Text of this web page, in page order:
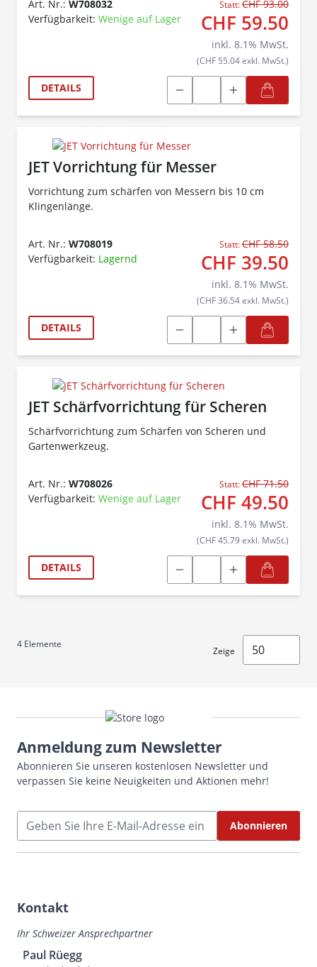
Art. Nr.: W708032
Verfügbarkeit: Wenige auf Lager
Statt:CHF 93.00
CHF 59.50
inkl. 8.1% MwSt.
(CHF 55.04 exkl. MwSt.)
DETAILS
JET Vorrichtung für Messer
Vorrichtung zum schärfen von Messern bis 10 cm
Klingenlänge.
Art. Nr.: W708019
Verfügbarkeit: Lagernd
Statt:CHF 58.50
CHF 39.50
inkl. 8.1% MwSt.
(CHF 36.54 exkl. MwSt.)
DETAILS
JET Schärfvorrichtung für Scheren
Schärfvorrichtung zum Schärfen von Scheren und
Gartenwerkzeug.
Art. Nr.: W708026
Verfügbarkeit: Wenige auf Lager
Statt:CHF 71.50
CHF 49.50
inkl. 8.1% MwSt.
(CHF 45.79 exkl. MwSt.)
DETAILS
4 Elemente
Zeige
Anmeldung zum Newsletter
Abonnieren Sie unseren kostenlosen Newsletter und
verpassen Sie keine Neuigkeiten und Aktionen mehr!
Abonnieren
Kontakt
Ihr Schweizer Ansprechpartner
Paul Rüegg